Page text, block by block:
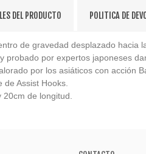
DEL PRODUCTO POLITICA DE
de gravedad desplazado hacia
probado por expertos japoneses
por los asiáticos con acción
de Assist Hooks.
20cm de longitud.